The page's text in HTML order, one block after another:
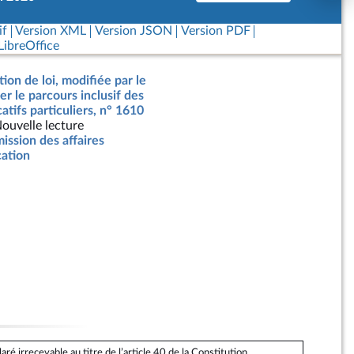
Version XML Version JSON
Version PDF
de loi, modifiée par le
le parcours inclusif des
particuliers, n° 1610
lecture
des affaires